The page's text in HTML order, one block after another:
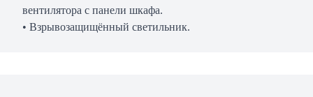
вентилятора с панели шкафа.
• Взрывозащищённый светильник.